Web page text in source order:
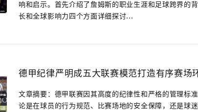
响和启示。首先介绍了詹姆斯的职业生涯和足球跨界的
长和全球影响力四个方面详细探讨...
德甲纪律严明成五大联赛模范打造有序赛场
文章摘要：德甲联赛因其高度的纪律性和严格的管理标
论是在球员的行为规范、比赛场地的安全保障，还是球